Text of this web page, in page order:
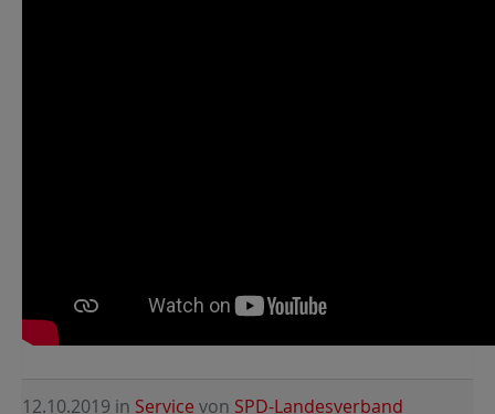
12.10.2019 in Service von SPD-Landesverband